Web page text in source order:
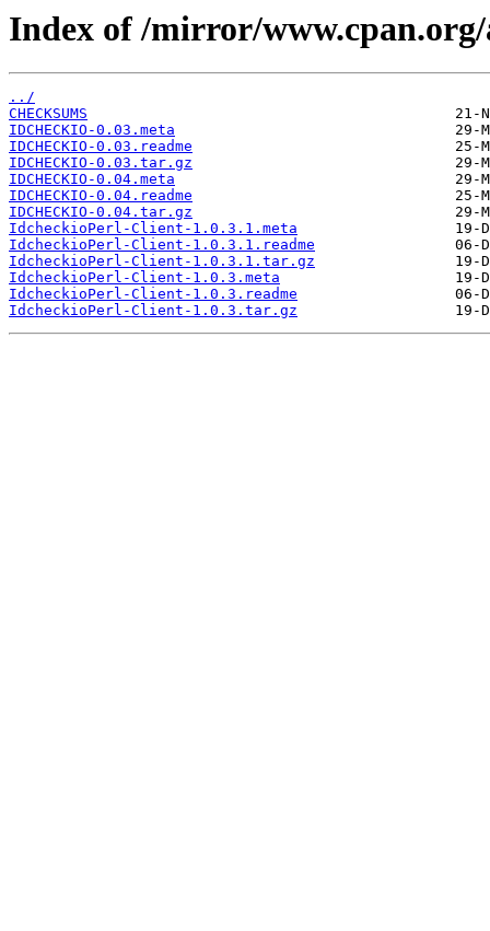
Index of /mirror/
../
CHECKSUMS
IDCHECKIO-0.03.meta
IDCHECKIO-0.03.readme
IDCHECKIO-0.03.tar.gz
IDCHECKIO-0.04.meta
IDCHECKIO-0.04.readme
IDCHECKIO-0.04.tar.gz
IdcheckioPerl-Client-1.0.3.1.meta
IdcheckioPerl-Client-1.0.3.1.readme
IdcheckioPerl-Client-1.0.3.1.tar.gz
IdcheckioPerl-Client-1.0.3.meta
IdcheckioPerl-Client-1.0.3.readme
IdcheckioPerl-Client-1.0.3.tar.gz